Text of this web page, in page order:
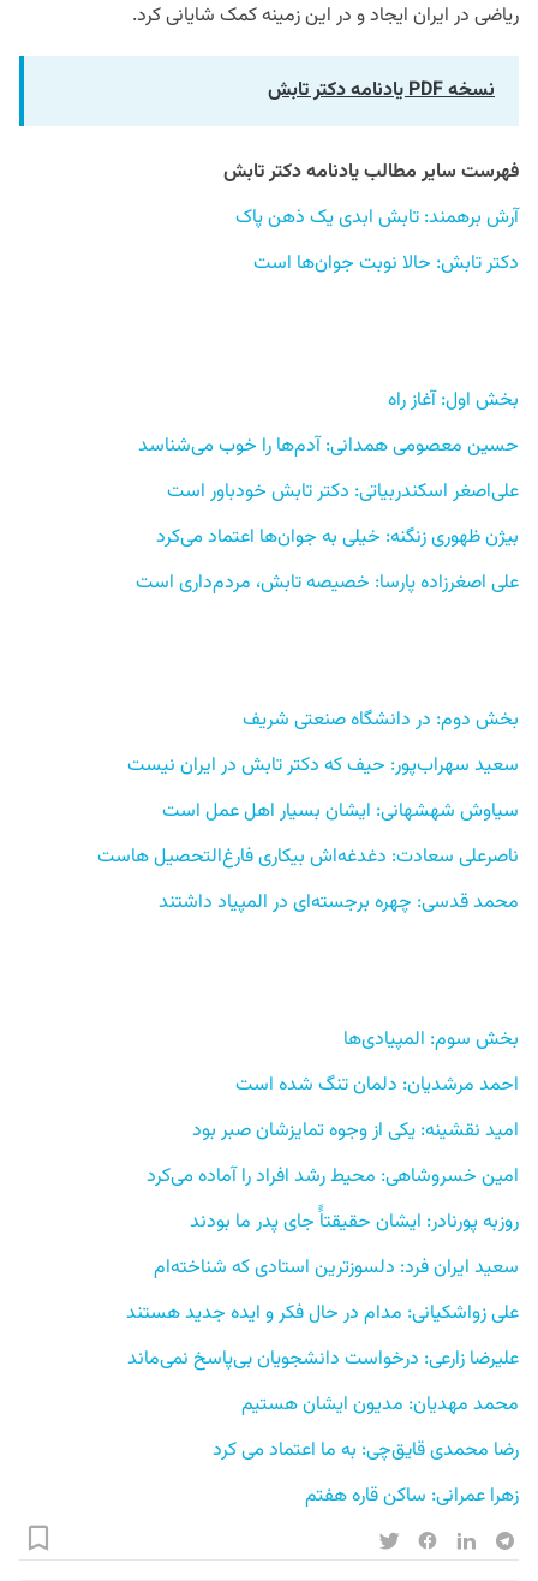
ریاضی در ایران ایجاد و در این زمینه کمک شایانی کرد.
نسخه PDF یادنامه دکتر تابش
فهرست سایر مطالب یادنامه دکتر تابش
آرش برهمند: تابش ابدی یک ذهن پاک
دکتر تابش: حالا نوبت جوان‌ها است
بخش اول: آغاز راه
حسین معصومی همدانی: آدم‌ها را خوب می‌شناسد
علی‌اصغر اسکندربیاتی: دکتر تابش خودباور است
بیژن ظهوری زنگنه: خیلی به جوان‌ها اعتماد می‌کرد
علی اصغرزاده پارسا: خصیصه تابش، مردم‌داری است
بخش دوم: در دانشگاه صنعتی شریف
سعید سهراب‌پور: حیف که دکتر تابش در ایران نیست
سیاوش شهشهانی: ایشان بسیار اهل عمل است
ناصرعلی سعادت: دغدغه‌اش بیکاری فارغ‌التحصیل هاست
محمد قدسی: چهره برجسته‌ای در المپیاد داشتند
بخش سوم: المپیادی‌ها
احمد مرشدیان: دلمان تنگ شده است
امید نقشینه: یکی از وجوه تمایزشان صبر بود
امین خسروشاهی: محیط رشد افراد را آماده می‌کرد
روزبه پورنادر: ایشان حقیقتاًً جای پدر ما بودند
سعید ایران فرد: دلسوزترین استادی که شناخته‌ام
علی زواشکیانی: مدام در حال فکر و ایده جدید هستند
علیرضا زارعی: درخواست دانشجویان بی‌پاسخ نمی‌ماند
محمد مهدیان: مدیون ایشان هستیم
رضا محمدی قایق‌چی: به ما اعتماد می کرد
زهرا عمرانی: ساکن قاره هفتم